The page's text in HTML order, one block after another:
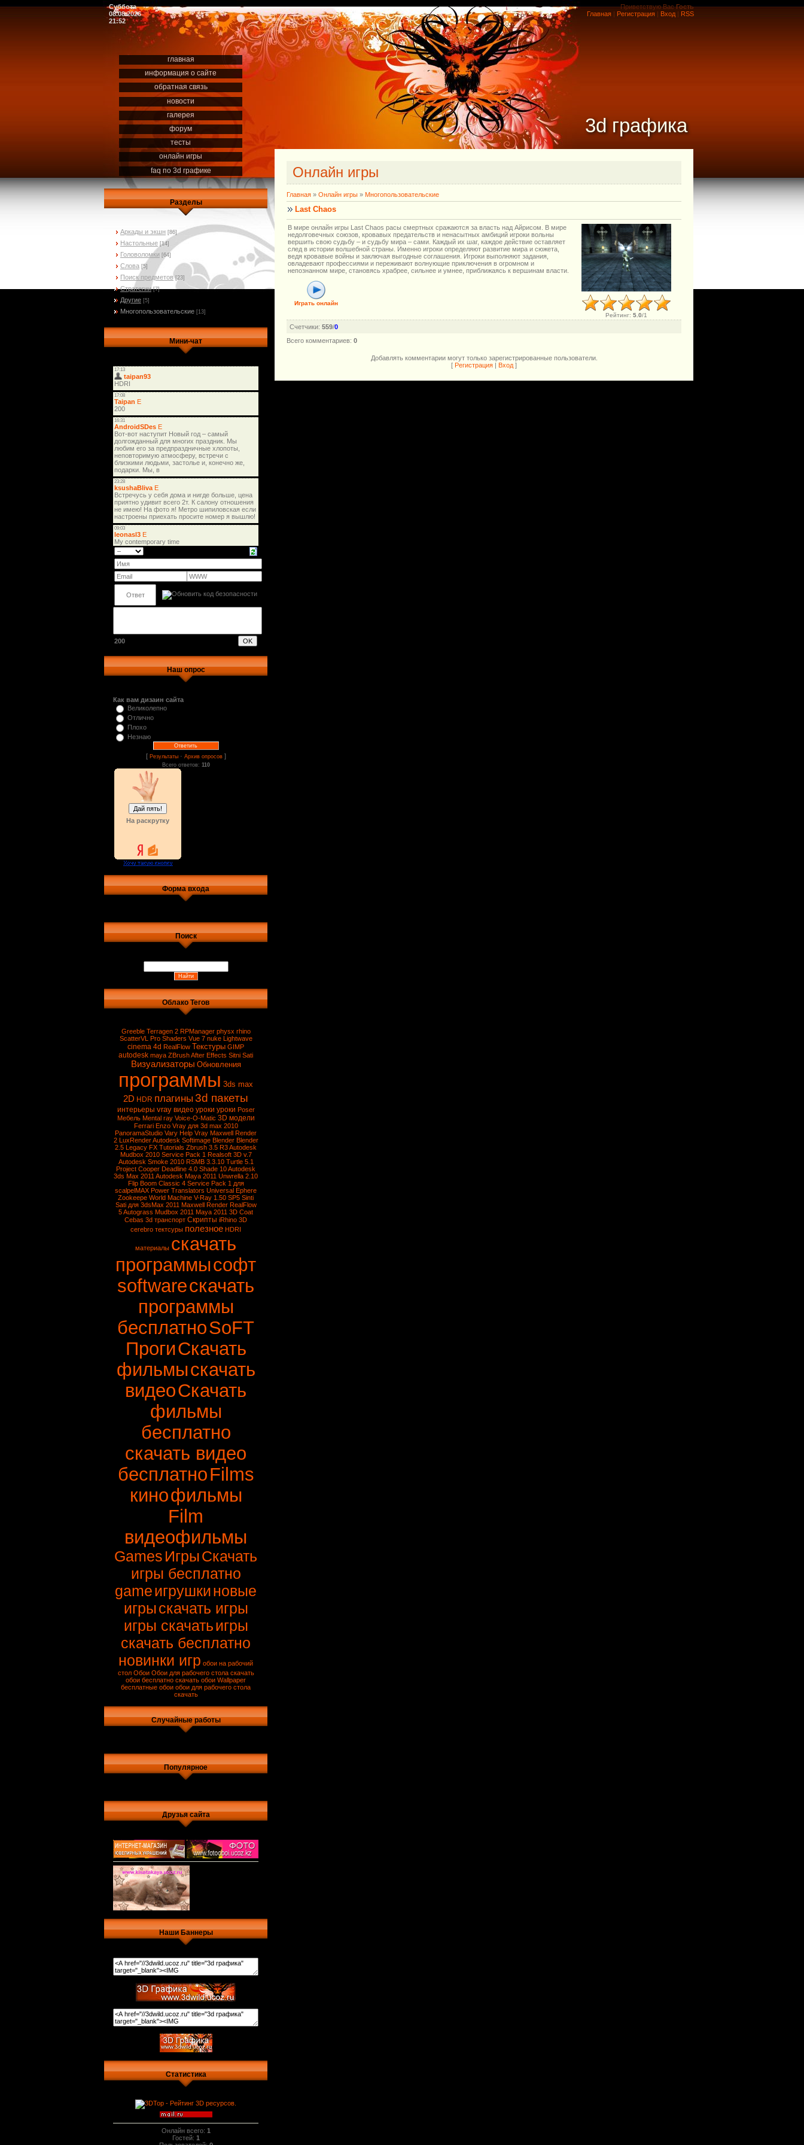
Суббота
08.08.2026
21:52
Приветствую Вас Гость
Главная | Регистрация | Вход | RSS
главная
информация о сайте
обратная связь
новости
галерея
форум
тесты
онлайн игры
faq по 3d графике
Разделы
Аркады и экшн [86]
Настольные [14]
Головоломки [64]
Слова [5]
Поиск предметов [23]
Стратегии [7]
Другие [5]
Многопользовательские [13]
Мини-чат
200
Наш опрос
Как вам дизаин сайта
Великолепно
Отлично
Плохо
Незнаю
[ Результаты· Архив опросов]
Всего ответов: 110
На раскрутку
Форма входа
Поиск
Облако Тегов
Greeble Terragen 2 RPManager physx rhino
ScatterVL Pro Shaders Vue 7 nuke Lightwave
cinema 4d RealFlow Текстуры GIMP
autodesk maya ZBrushAfter Effects Sitni Sati
Визуализаторы Обновления
программы 3ds max
2D HDR плагины 3d пакеты
интерьеры vray видео уроки уроки Poser
Мебель Mental ray Voice-O-Matic 3D модели
Ferrari Enzo Vray для 3d max 2010
PanoramaStudio Vary Help Vray Maxwell Render
2 LuxRender Autodesk Softimage Blender Blender
2.5 Legacy FX Tutorials Zbrush 3.5 R3Autodesk
Mudbox 2010 Service Pack 1 Realsoft 3D v.7
Autodesk Smoke 2010 RSMB 3.3.10 Turtle 5.1
Project Cooper Deadline 4.0 Shade 10Autodesk
3ds Max 2011 Autodesk Maya 2011 Unwrella 2.10
Flip Boom Classic 4 Service Pack 1 для
scalpelMAX Power Translators Universal Ephere
Zookeepe World Machine V-Ray 1.50 SP5 Sinti
Sati для 3dsMax 2011 Maxwell Render RealFlow
5Autograss Mudbox 2011 Maya 2011 3D Coat
Cebas 3d транспорт Скрипты iRhino 3D
cerebro тектсуры полезное HDRI
материалы скачать
программысофт
softwareскачать
программы
бесплатноSoFT
ПрогиСкачать
фильмыскачать
видеоСкачать
фильмы
бесплатно
скачать видео
бесплатноFilms
кинофильмы
Film
видеофильмы
Games ИгрыСкачать
игры бесплатно
gameигрушкиновые
игрыскачать игры
игры скачатьигры
скачать бесплатно
новинки игр обои на рабочий
стол Обои Обои для рабочего стола скачать
обои бесплатно скачать обои Wallpaper
бесплатные обои обои для рабочего стола
скачать
Случайные работы
Популярное
Друзья сайта
Наши Баннеры
Статистика
Онлайн всего: 1
Гостей: 1
3d графика
Онлайн игры
Главная » Онлайн игры » Многопользовательские
Last Chaos
В мире онлайн игры Last Chaos расы смертных сражаются за власть над Айрисом. В мире
недолговечных союзов, кровавых предательств и ненасытных амбиций игроки вольны
вершить свою судьбу – и судьбу мира – сами. Каждый их шаг, каждое действие оставляет
след в истории волшебной страны. Именно игроки определяют развитие мира и сюжета,
ведя кровавые войны и заключая выгодные соглашения. Игроки выполняют задания,
овладевают профессиями и переживают волнующие приключения в огромном и
непознанном мире, становясь храбрее, сильнее и умнее, приближаясь к вершинам власти.
Играть онлайн
Рейтинг: 5.0/1
Счетчики: 559/0
Всего комментариев: 0
Добавлять комментарии могут только зарегистрированные пользователи.
[ Регистрация | Вход ]